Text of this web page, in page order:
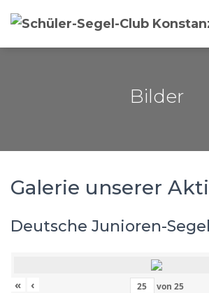
Bilder
Galerie unserer
Deutsche Junioren-
« ‹ von 25